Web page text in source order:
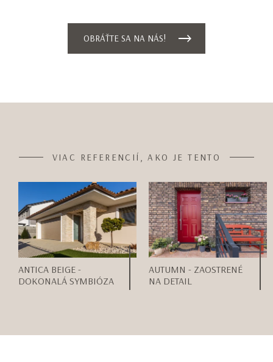
OBRÁŤTE SA NA NÁS!
VIAC REFERENCIÍ, AKO JE TENTO
ANTICA BEIGE -
DOKONALÁ SYMBIÓZA
AUTUMN - ZAOSTRENÉ
NA DETAIL
of